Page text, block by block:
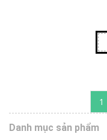
1
Danh mục sản phẩm